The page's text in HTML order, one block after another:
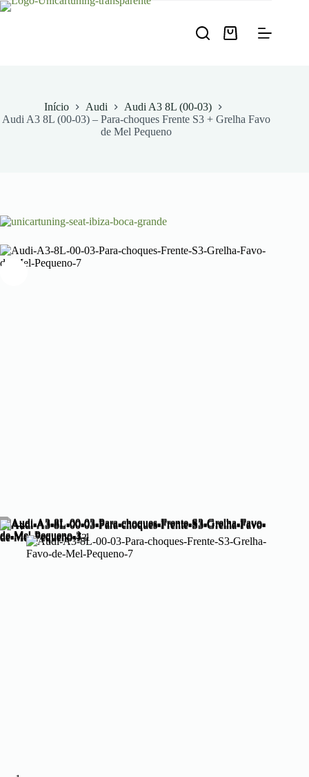
Pular
Carrinho
Início Audi
Audi A3 8L (00-03)
Audi A3 8L (00-03) – Para-choques Frente S3 + Grelha Favo
de Mel Pequeno